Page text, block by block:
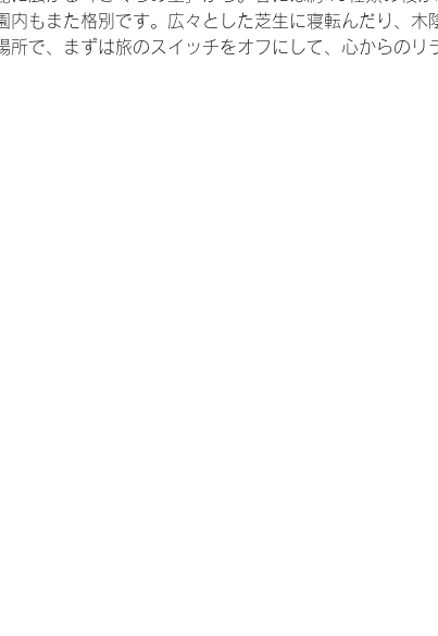
内もまた格別です。広々とした芝生に寝転んだり、木
所で、まずは旅のスイッチをオフにして、心からのリ